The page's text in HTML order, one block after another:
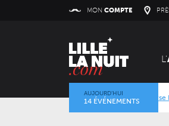
MON COMPTE
L'
AUJOURD’HUI
14 ÉVÉNEMENTS
Lokerse Feesten